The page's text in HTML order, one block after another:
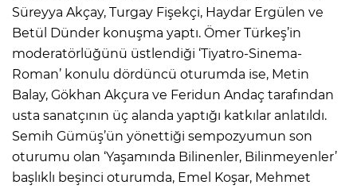
Süreyya Akçay, Turgay Fişekçi, Haydar Ergülen ve
Betül Dünder konuşma yaptı. Ömer Türkeş’in
moderatörlüğünü üstlendiği ‘Tiyatro-Sinema-
Roman’ konulu dördüncü oturumda ise, Metin
Balay, Gökhan Akçura ve Feridun Andaç tarafından
usta sanatçının üç alanda yaptığı katkılar anlatıldı.
Semih Gümüş’ün yönettiği sempozyumun son
oturumu olan ‘Yaşamında Bilinenler, Bilinmeyenler’
başlıklı beşinci oturumda, Emel Koşar, Mehmet